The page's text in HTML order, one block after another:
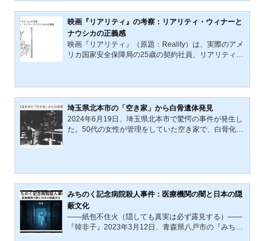
心霊スポットとして知られている。また、ネット上の
廃墟を扱う記事にも登場している。本記事は、同廃墟
の詳細についての調査記事である。事件概要事件は、
2024年5月6日午前0時...
映画『リアリティ』の考察：リアリティ・ウィナーと
ナウシカの正義感
映画『リアリティ』（原題：Reality）は、実際のアメ
リカ国家安全保障局の25歳の契約社員、リアリティ・
を得ている心理スリラーである。日常をSNSに投稿す
る現代の若者であり、日本のサブカルチャーや動物を
愛する彼女が抱えていた「正義」とは何か。その知ら
れざる実像が異常な緊張感をもって事件の真相ととも
に明らかにされる。映画『リアリティ』概要2023年に
埼玉県北本市の「空き家」から白骨遺体発見
2024年6月19日、埼玉県北本市で驚愕の事件が発生し
た。50代の女性が管理をしていた空き家で、白骨化し
頃、埼玉県北本市の空き家で50代の女性が白骨化した
2体の遺体を発見し、警察に通報した。遺体は着衣が
なく、外傷もなかった。遺体は木造2階建ての室内で
見つかり、家は施錠されて...
みちのく記念病院殺人事件：医療機関の闇と日本の隠
蔽文化
――紙包不住火（隠しても真実は必ず露見する）――
『韓非子』2023年3月12日、青森県八戸市の『みちの